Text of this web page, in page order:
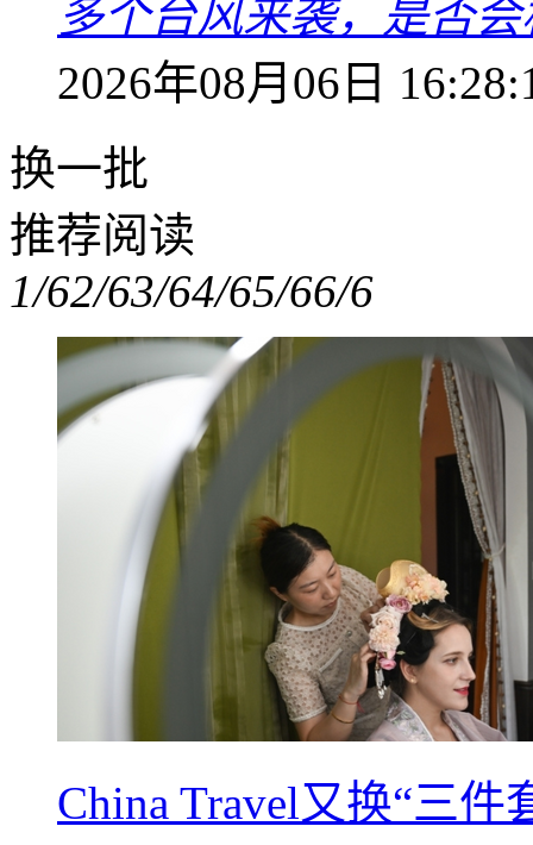
多个台风来袭，是否
2026年08月06日
换一批
推荐阅读
1/62/63/64/65/66/6
China Travel又换“三